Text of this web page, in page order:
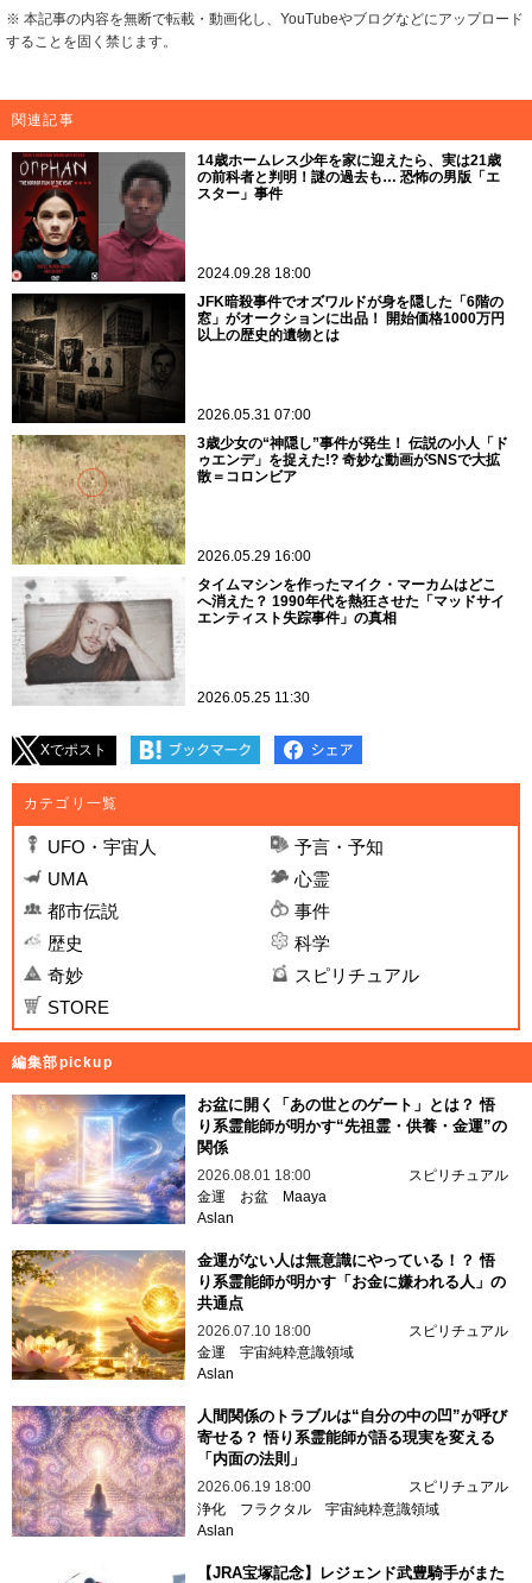
※ 本記事の内容を無断で転載・動画化し、YouTubeやブログなどにアップロード
することを固く禁じます。
関連記事
14歳ホームレス少年を家に迎えたら、実は21歳
の前科者と判明！謎の過去も… 恐怖の男版「エ
スター」事件
2024.09.28 18:00
JFK暗殺事件でオズワルドが身を隠した「6階の
窓」がオークションに出品！ 開始価格1000万円
以上の歴史的遺物とは
2026.05.31 07:00
3歳少女の“神隠し”事件が発生！ 伝説の小人「ド
ゥエンデ」を捉えた!? 奇妙な動画がSNSで大拡
散＝コロンビア
2026.05.29 16:00
タイムマシンを作ったマイク・マーカムはどこ
へ消えた？ 1990年代を熱狂させた「マッドサイ
エンティスト失踪事件」の真相
2026.05.25 11:30
Xでポスト
カテゴリ一覧
UFO・宇宙人
予言・予知
UMA
心霊
都市伝説
事件
歴史
科学
奇妙
スピリチュアル
STORE
編集部pickup
お盆に開く「あの世とのゲート」とは？ 悟
り系霊能師が明かす“先祖霊・供養・金運”の
関係
2026.08.01 18:00
スピリチュアル
金運
お盆
Maaya
Aslan
金運がない人は無意識にやっている！？ 悟
り系霊能師が明かす「お金に嫌われる人」の
共通点
2026.07.10 18:00
スピリチュアル
金運 宇宙純粋意識領域
Aslan
人間関係のトラブルは“自分の中の凹”が呼び
寄せる？ 悟り系霊能師が語る現実を変える
「内面の法則」
2026.06.19 18:00
スピリチュアル
浄化
フラクタル 宇宙純粋意識領域
Aslan
【JRA宝塚記念】レジェンド武豊騎手がまた